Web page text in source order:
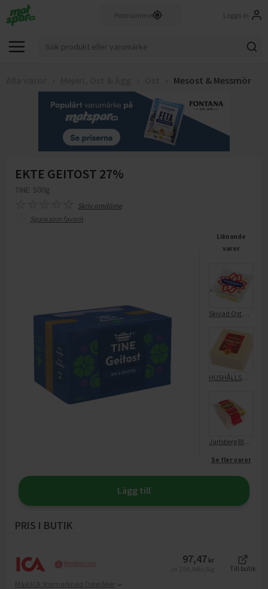
Logga in
Mesost & Messmör
EKTE GEITOST 27%
TINE 500g
Skriv omdöme
Spara som favorit
Liknande
varor
Skivad Ost Norvegian 27%
HUSHÅLLSOST BLOCK 27% FV
Jarlsberg Block 27%
Se fler varor
Lägg till
PRIS I BUTIK
Webbpriser 97,47 kr
Till butik
Maxi ICA Stormarknad Österåker